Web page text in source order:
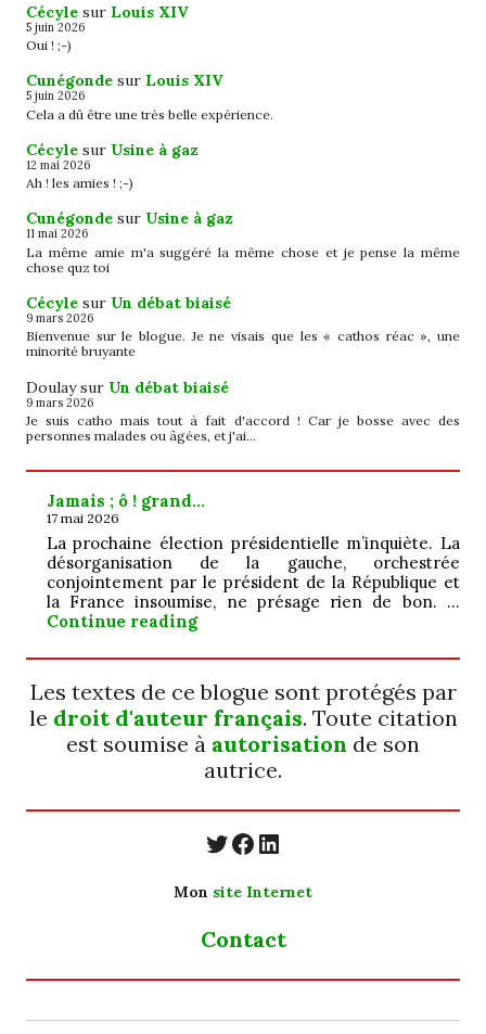
Cécyle sur Louis XIV
5 juin 2026
Oui ! ;-)
Cunégonde sur Louis XIV
5 juin 2026
Cela a dû être une très belle expérience.
Cécyle sur Usine à gaz
12 mai 2026
Ah ! les amies ! ;-)
Cunégonde sur Usine à gaz
11 mai 2026
La même amie m'a suggéré la même chose et je pense la même
chose quz toi
Cécyle sur Un débat biaisé
9 mars 2026
Bienvenue sur le blogue. Je ne visais que les « cathos réac », une
minorité bruyante
Doulaysur Un débat biaisé
9 mars 2026
Je suis catho mais tout à fait d'accord ! Car je bosse avec des
personnes malades ou âgées, et j'ai…
Jamais ; ô ! grand…
17 mai 2026
La prochaine élection présidentielle m’inquiète. La
désorganisation de la gauche, orchestrée
conjointement par le président de la République et
la France insoumise, ne présage rien de bon. …
Continue readingJamais ; ô ! grand…
Les textes de ce blogue sont protégés par
le droit d'auteur français. Toute citation
est soumise à autorisation de son
autrice.
https://twitter.com/
https://
https://www.linkedin.com/in/cecyle-jung-cyjung/
Mon site Internet
Contact